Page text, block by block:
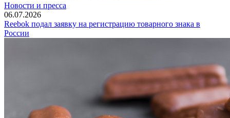
Новости и пресса
06.07.2026
Reebok подал заявку на регистрацию товарного знака в
России